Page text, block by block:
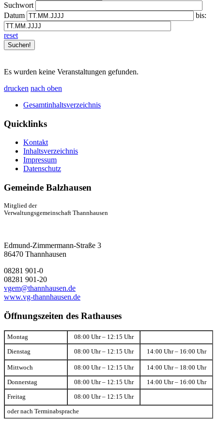
Suchwort
Datum
bis:
reset
Es wurden keine Veranstaltungen gefunden.
drucken nach oben
Gesamtinhaltsverzeichnis
Quicklinks
Kontakt
Inhaltsverzeichnis
Impressum
Datenschutz
Gemeinde Balzhausen
Mitglied der
Verwaltungsgemeinschaft Thannhausen
Edmund-Zimmermann-Straße 3
86470 Thannhausen
08281 901-0
08281 901-20
vgem@thannhausen.de
www.vg-thannhausen.de
Öffnungszeiten des Rathauses
Montag 08:00 Uhr – 12:15 Uhr
Dienstag 08:00 Uhr – 12:15 Uhr 14:00 Uhr – 16:00 Uhr
Mittwoch 08:00 Uhr – 12:15 Uhr 14:00 Uhr – 18:00 Uhr
Donnerstag 08:00 Uhr – 12:15 Uhr 14:00 Uhr – 16:00 Uhr
Freitag 08:00 Uhr – 12:15 Uhr
oder nach Terminabsprache